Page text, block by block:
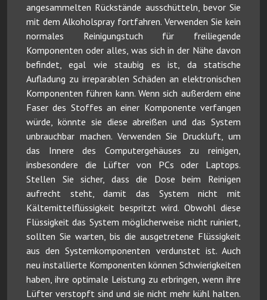
angesammelten Rückstände ausschütteln, bevor Sie
mit dem Alkoholspray fortfahren. Verwenden Sie kein
normales Reinigungstuch für freiliegende
Komponenten oder alles, was sich in der Nähe davon
befindet, egal wie staubig es ist, da statische
Aufladung zu irreparablen Schäden an elektronischen
Komponenten führen kann. Wenn sich außerdem eine
Faser des Stoffes an einer Komponente verfangen
würde, könnte sie diese abreißen und das System
unbrauchbar machen. Verwenden Sie Druckluft, um
das Innere des Computergehäuses zu reinigen,
insbesondere die Lüfter von PCs oder Laptops.
Stellen Sie sicher, dass die Dose beim Reinigen
aufrecht steht, damit das System nicht mit
Kältemittelflüssigkeit bespritzt wird. Obwohl diese
Flüssigkeit das System möglicherweise nicht ruiniert,
sollten Sie warten, bis die ausgetretene Flüssigkeit
aus den Systemkomponenten verdunstet ist. Auch
neu installierte Komponenten können Schwierigkeiten
haben, ihre optimale Leistung zu erbringen, wenn ihre
Lüfter verstopft sind und sie nicht mehr kühl halten.